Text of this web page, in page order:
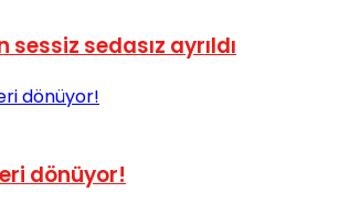
sedasız ayrıldı
dönüyor!